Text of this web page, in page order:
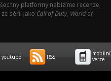
platformy nabízíme recenze,
sérií jako Call of Duty, World of
youtube RSS
mobilní
verze